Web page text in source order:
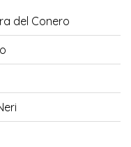
del Conero